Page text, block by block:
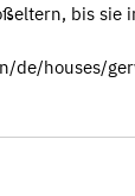
bis
de/houses/